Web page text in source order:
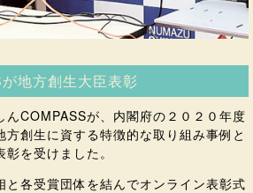
地方創生大臣表彰
んCOMPASSが、内閣府の２０２０年度
創生に資する特徴的な取り組み事例と
を受けました。
と各受賞団体を結んでオンライン表彰式